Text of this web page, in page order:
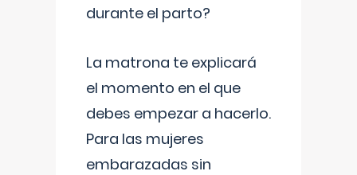
durante el parto?
La matrona te explicará
el momento en el que
debes empezar a hacerlo.
Para las mujeres
embarazadas sin